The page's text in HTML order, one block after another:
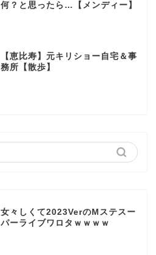
何？と思ったら…【メンディー】
【恵比寿】元キリショー自宅＆事
務所【散歩】
女々しくて2023VerのMステスー
パーライブワロタｗｗｗｗ